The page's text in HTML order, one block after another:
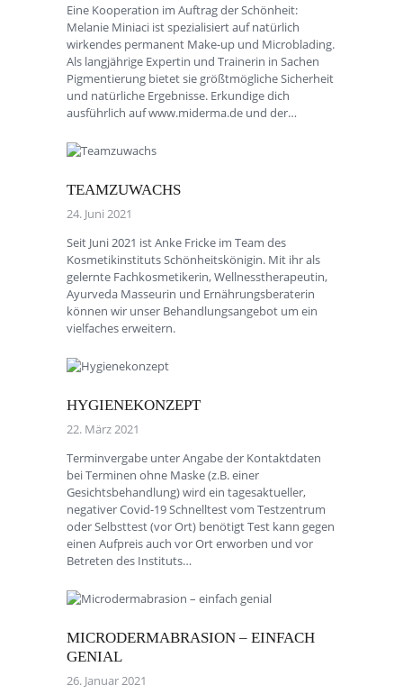
Eine Kooperation im Auftrag der Schönheit:
Melanie Miniaci ist spezialisiert auf natürlich
wirkendes permanent Make-up und Microblading.
Als langjährige Expertin und Trainerin in Sachen
Pigmentierung bietet sie größtmögliche Sicherheit
und natürliche Ergebnisse. Erkundige dich
ausführlich auf www.miderma.de und der…
TEAMZUWACHS
24. Juni 2021
Seit Juni 2021 ist Anke Fricke im Team des
Kosmetikinstituts Schönheitskönigin. Mit ihr als
gelernte Fachkosmetikerin, Wellnesstherapeutin,
Ayurveda Masseurin und Ernährungsberaterin
können wir unser Behandlungsangebot um ein
vielfaches erweitern.
HYGIENEKONZEPT
22. März 2021
Terminvergabe unter Angabe der Kontaktdaten
bei Terminen ohne Maske (z.B. einer
Gesichtsbehandlung) wird ein tagesaktueller,
negativer Covid-19 Schnelltest vom Testzentrum
oder Selbsttest (vor Ort) benötigt Test kann gegen
einen Aufpreis auch vor Ort erworben und vor
Betreten des Instituts…
MICRODERMABRASION – EINFACH
GENIAL
26. Januar 2021